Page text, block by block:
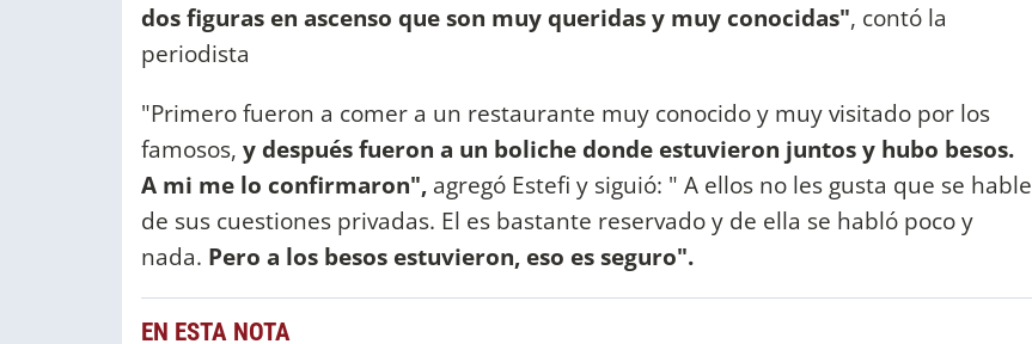
dos figuras en ascenso que son muy queridas y muy conocidas", contó la
periodista
"Primero fueron a comer a un restaurante muy conocido y muy visitado por los
famosos, y después fueron a un boliche donde estuvieron juntos y hubo besos.
A mi me lo confirmaron", agregó Estefi y siguió: " A ellos no les gusta que se hable
de sus cuestiones privadas. El es bastante reservado y de ella se habló poco y
nada. Pero a los besos estuvieron, eso es seguro".
EN ESTA NOTA